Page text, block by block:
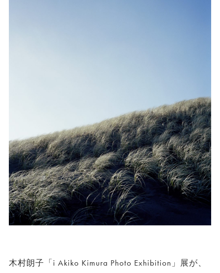
木村朗子「i Akiko Kimura Photo Exhibition」展が、